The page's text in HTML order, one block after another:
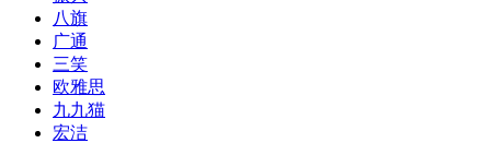
八旗
广通
三笑
欧雅思
九九猫
宏洁